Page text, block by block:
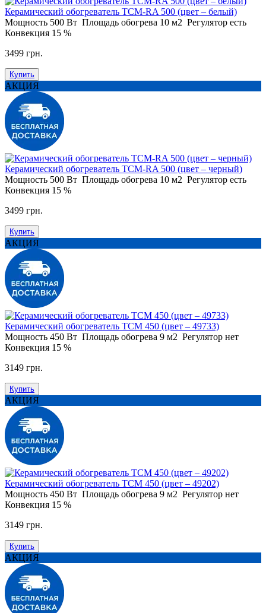
Керамический обогреватель ТСM-RA 500 (цвет – белый)
Мощность 500 Вт Площадь обогрева 10 м2 Регулятор есть
Конвекция 15 %
3499 грн.
Купить
АКЦИЯ
Керамический обогреватель ТСM-RA 500 (цвет – черный)
Мощность 500 Вт Площадь обогрева 10 м2 Регулятор есть
Конвекция 15 %
3499 грн.
Купить
АКЦИЯ
Керамический обогреватель ТСМ 450 (цвет – 49733)
Мощность 450 Вт Площадь обогрева 9 м2 Регулятор нет
Конвекция 15 %
3149 грн.
Купить
АКЦИЯ
Керамический обогреватель ТСМ 450 (цвет – 49202)
Мощность 450 Вт Площадь обогрева 9 м2 Регулятор нет
Конвекция 15 %
3149 грн.
Купить
АКЦИЯ